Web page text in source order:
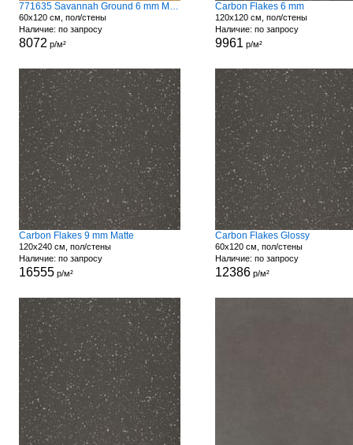
771635 Savannah Ground 6 mm Matte
60x120 см, пол/стены
Наличие: по запросу
8072 р/м²
Carbon Flakes 6 mm
120x120 см, пол/стены
Наличие: по запросу
9961 р/м²
Carbon Flakes 9 mm Matte
120x240 см, пол/стены
Наличие: по запросу
16555р/м²
Carbon Flakes Glossy
60x120 см, пол/стены
Наличие: по запросу
12386р/м²